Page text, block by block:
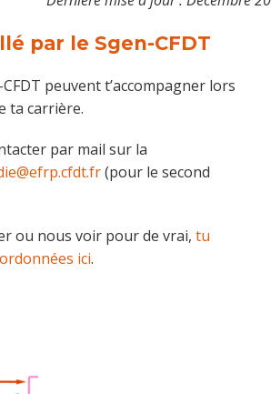
par le Sgen-CFDT
peuvent t’accompagner lors
ta carrière.
par mail sur la
(pour le second
ou nous voir pour de vrai,tu
ici.